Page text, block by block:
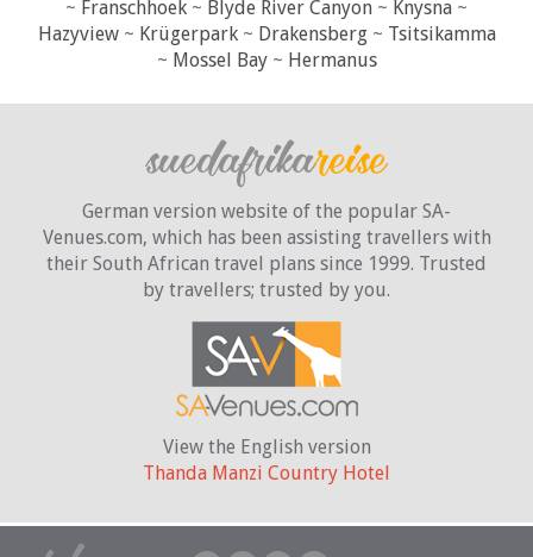
~ Franschhoek ~ Blyde River Canyon ~ Knysna ~
Hazyview~ Krügerpark~ Drakensberg~ Tsitsikamma
~ Mossel Bay~ Hermanus
German version website of the popular SA-
Venues.com, which has been assisting travellers with
their South African travel plans since 1999. Trusted
by travellers; trusted by you.
View the English version
Thanda Manzi Country Hotel